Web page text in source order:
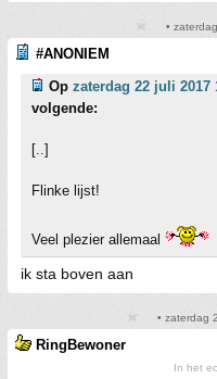
•
#ANONIEM
Op zaterdag 22 juli 2017
volgende:
[..]
Flinke lijst!
Veel plezier allemaal
ik sta boven aan
• zaterdag
RingBewoner
In het